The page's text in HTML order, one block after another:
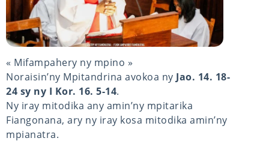
« Mifampahery ny mpino »
Noraisin’ny Mpitandrina avokoa ny Jao. 14. 18-
24 sy ny I Kor. 16. 5-14.
Ny iray mitodika any amin’ny mpitarika
Fiangonana, ary ny iray kosa mitodika amin’ny
mpianatra.